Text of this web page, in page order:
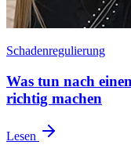
Schadenregulierung
Was tun nach
richtig machen
Lesen